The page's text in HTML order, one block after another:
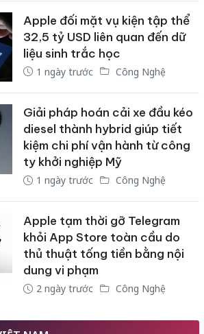
Apple đối mặt vụ kiện tập thể
32,5 tỷ USD liên quan đến dữ
liệu sinh trắc học
1 ngày trước Công Nghệ
Giải pháp hoán cải xe đầu kéo
diesel thành hybrid giúp tiết
kiệm chi phí vận hành từ công
ty khởi nghiệp Mỹ
1 ngày trước Công Nghệ
Apple tạm thời gỡ Telegram
khỏi App Store toàn cầu do
thủ thuật tống tiền bằng nội
dung vi phạm
2 ngày trước Công Nghệ